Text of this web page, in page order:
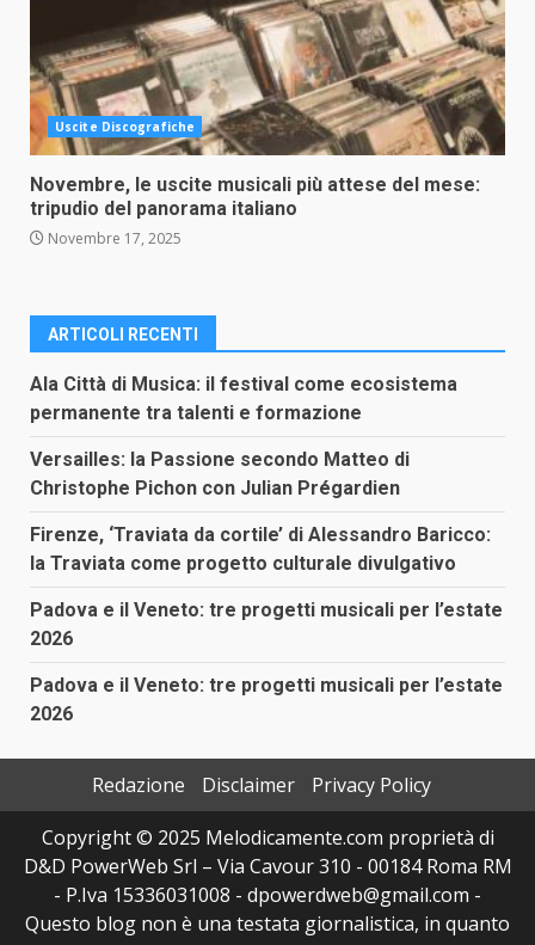
Uscite Discografiche
Novembre, le uscite musicali più attese del mese:
tripudio del panorama italiano
Novembre 17, 2025
ARTICOLI RECENTI
Ala Città di Musica: il festival come ecosistema
permanente tra talenti e formazione
Versailles: la Passione secondo Matteo di
Christophe Pichon con Julian Prégardien
Firenze, ‘Traviata da cortile’ di Alessandro Baricco:
la Traviata come progetto culturale divulgativo
Padova e il Veneto: tre progetti musicali per l’estate
2026
Padova e il Veneto: tre progetti musicali per l’estate
2026
Redazione Disclaimer
Privacy Policy
Copyright © 2025 Melodicamente.com proprietà di
D&D PowerWeb Srl – Via Cavour 310 - 00184 Roma RM
- P.Iva 15336031008 - dpowerdweb@gmail.com -
Questo blog non è una testata giornalistica, in quanto